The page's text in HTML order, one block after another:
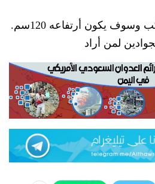
يكون أرتفاعه 120سم.
لمن أراد